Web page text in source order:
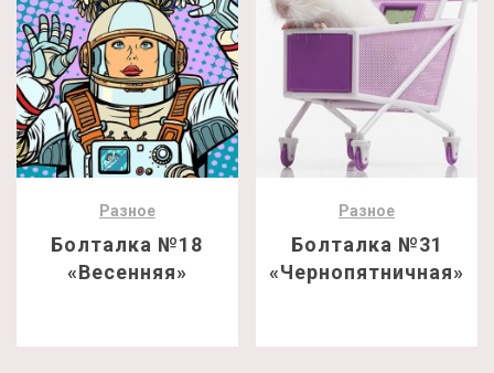
Разное
Болталка №18
«Весенняя»
Разное
Болталка №31
«Чернопятничная»